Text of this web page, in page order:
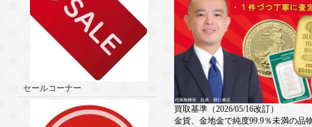
セールコーナー
買取基準（2026/05/16改訂）
金貨、金地金で純度99.9％未満の品